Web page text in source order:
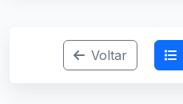
Voltar